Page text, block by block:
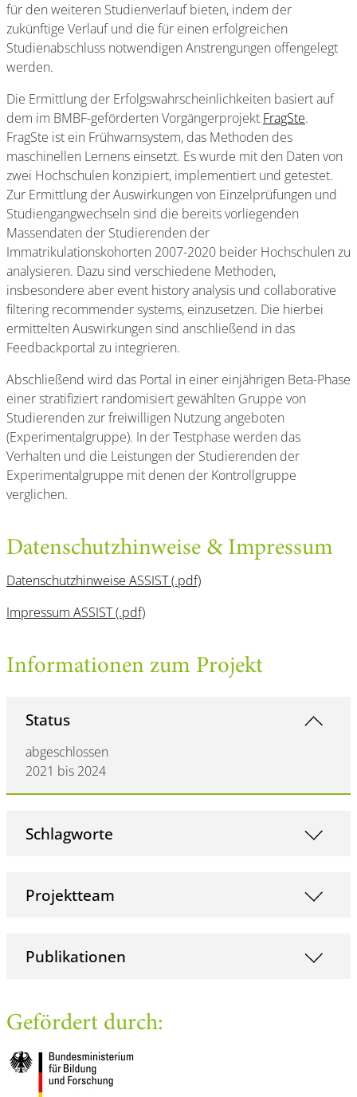
für den weiteren Studienverlauf bieten, indem der
zukünftige Verlauf und die für einen erfolgreichen
Studienabschluss notwendigen Anstrengungen offengelegt
werden.
Die Ermittlung der Erfolgswahrscheinlichkeiten basiert auf
dem im BMBF-geförderten Vorgängerprojekt FragSte.
FragSte ist ein Frühwarnsystem, das Methoden des
maschinellen Lernens einsetzt. Es wurde mit den Daten von
zwei Hochschulen konzipiert, implementiert und getestet.
Zur Ermittlung der Auswirkungen von Einzelprüfungen und
Studiengangwechseln sind die bereits vorliegenden
Massendaten der Studierenden der
Immatrikulationskohorten 2007-2020 beider Hochschulen zu
analysieren. Dazu sind verschiedene Methoden,
insbesondere aber event history analysis und collaborative
filtering recommender systems, einzusetzen. Die hierbei
ermittelten Auswirkungen sind anschließend in das
Feedbackportal zu integrieren.
Abschließend wird das Portal in einer einjährigen Beta-Phase
einer stratifiziert randomisiert gewählten Gruppe von
Studierenden zur freiwilligen Nutzung angeboten
(Experimentalgruppe). In der Testphase werden das
Verhalten und die Leistungen der Studierenden der
Experimentalgruppe mit denen der Kontrollgruppe
verglichen.
Datenschutzhinweise & Impressum
Datenschutzhinweise ASSIST (.pdf)
Impressum ASSIST (.pdf)
Informationen zum Projekt
Status
abgeschlossen
2021 bis 2024
Schlagworte
Projektteam
Publikationen
Gefördert durch: